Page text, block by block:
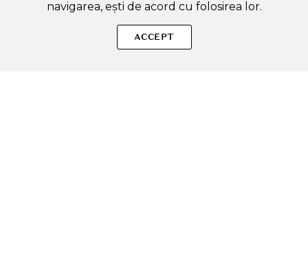
Madagascar Centella Soothing Cream - crema de fata
formulata cu Centella Asiatica si ceramide, care contribuie la
navigarea, ești de acord cu folosirea lor.
ACCEPT